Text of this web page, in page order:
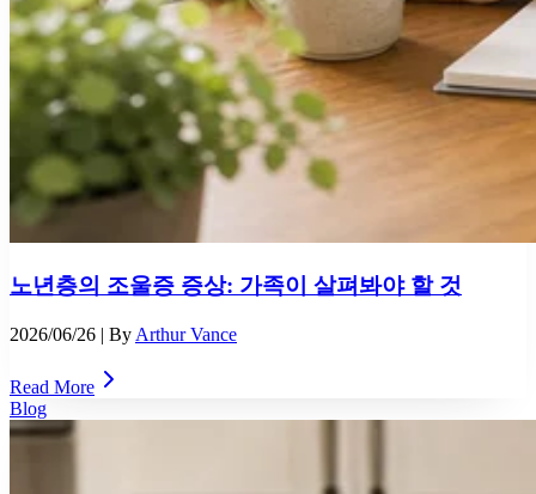
노년층의 조울증 증상: 가족이 살펴봐야 할 것
2026/06/26 | By Arthur Vance
Read More
Blog